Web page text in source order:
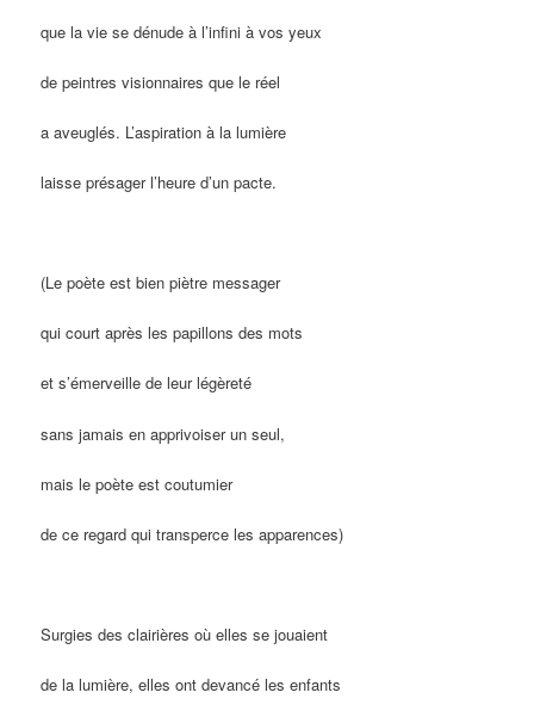
que la vie se dénude à l’infini à vos yeux
de peintres visionnaires que le réel
a aveuglés. L’aspiration à la lumière
laisse présager l’heure d’un pacte.
(Le poète est bien piètre messager
qui court après les papillons des mots
et s’émerveille de leur légèreté
sans jamais en apprivoiser un seul,
mais le poète est coutumier
de ce regard qui transperce les apparences)
Surgies des clairières où elles se jouaient
de la lumière, elles ont devancé les enfants